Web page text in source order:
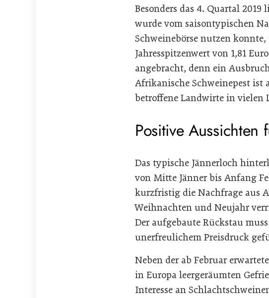
Besonders das 4. Quartal
wurde vom saisontypischen
Schweinebörse nutzen
Jahresspitzenwert von 1,81
angebracht, denn ein
Afrikanische Schweinepest ist
betroffene Landwirte in vielen
Positive
Das typische Jännerloch
von Mitte Jänner bis Anfang
kurzfristig die Nachfrage aus
Weihnachten und Neujahr
Der aufgebaute Rückstau
unerfreulichem Preisdruck
Neben der ab Februar
in Europa leergeräumten
Interesse an